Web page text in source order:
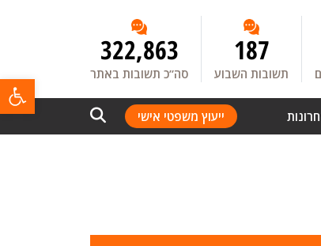
187
תשובות השבוע
322,863
סה”כ תשובות באתר
ייעוץ משפטי אישי